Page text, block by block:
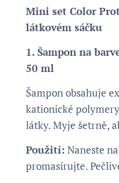
Mini set Color
látkovém sáčku
1. Šampon na
50 ml
Šampon obsahuje
kationické
látky. Myje šetrně,
Použití: Naneste
promasírujte.